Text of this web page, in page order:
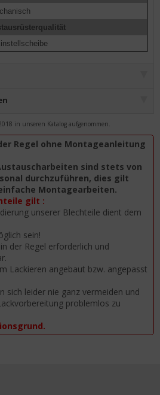
in unseren Katalog aufgenommen.
Regel ohne Montageanleitung
sind stets von
durchzuführen, dies gilt
Montagearbeiten.
gilt :
unserer Blechteile dient dem
sein!
der Regel erforderlich und
Lackieren angebaut bzw. angepasst
sich leider nie ganz vermeiden und
problemlos zu